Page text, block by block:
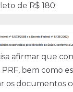
de R$ 180:
afirmar que
bem como
os documentos